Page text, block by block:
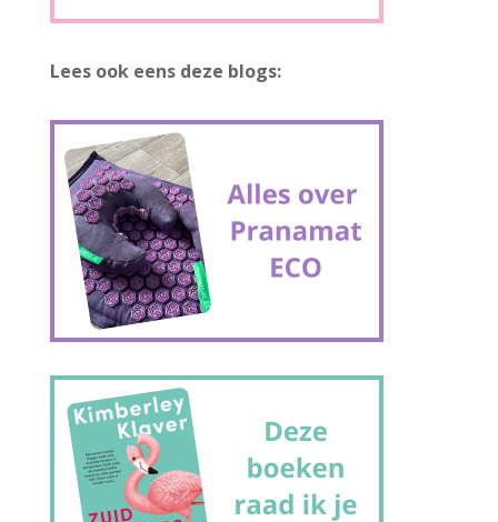
Lees ook eens deze blogs: